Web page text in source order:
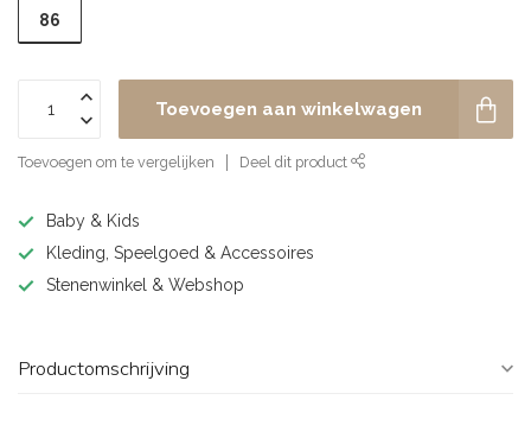
86
Toevoegen aan winkelwagen
Toevoegen om te vergelijken Deel dit product
Baby & Kids
Kleding, Speelgoed & Accessoires
Stenenwinkel & Webshop
Productomschrijving